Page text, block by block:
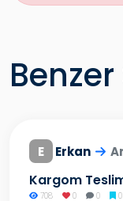
E Erkan
Kargom
708 0 0 0